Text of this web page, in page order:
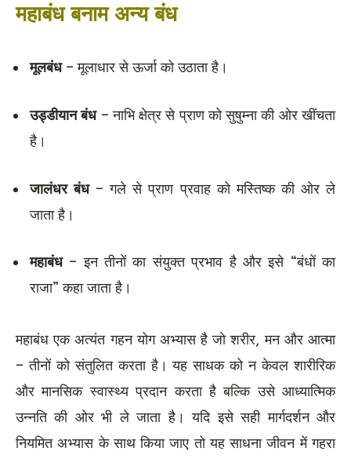
महाबंध बनाम अन्य बंध
मूलबंध– मूलाधार से ऊर्जा को उठाता है।
उड्डीयान बंध– नाभि क्षेत्र से प्राण को सुषुम्ना की ओर खींचता
है।
जालंधर बंध– गले से प्राण प्रवाह को मस्तिष्क की ओर ले
जाता है।
महाबंध– इन तीनों का संयुक्त प्रभाव है और इसे “बंधों का
राजा” कहा जाता है।
महाबंध एक अत्यंत गहन योग अभ्यास है जो शरीर, मन और आत्मा
– तीनों को संतुलित करता है। यह साधक को न केवल शारीरिक
और मानसिक स्वास्थ्य प्रदान करता है बल्कि उसे आध्यात्मिक
उन्नति की ओर भी ले जाता है। यदि इसे सही मार्गदर्शन और
नियमित अभ्यास के साथ किया जाए तो यह साधना जीवन में गहरा